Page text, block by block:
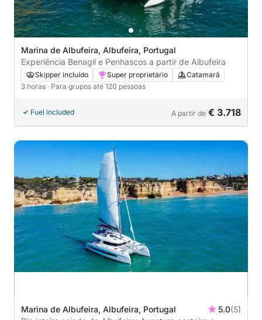
Marina de Albufeira, Albufeira, Portugal
Experiência Benagil e Penhascos a partir de Albufeira
Skipper incluído Super proprietário
Catamarã
3 horas · Para grupos até 120 pessoas
Fuel included A partir de € 3.718
Marina de Albufeira, Albufeira, Portugal 5.0(5)